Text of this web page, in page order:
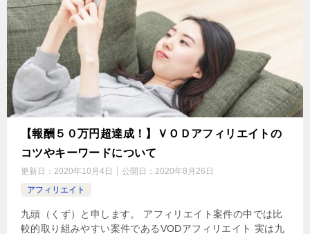
【報酬５０万円超達成！】ＶＯＤアフィリエイトの
コツやキーワードについて
更新日： 2020年10月4日 公開日： 2020年8月26日
アフィリエイト
九頭（くず）と申します。 アフィリエイト案件の中では比
較的取り組みやすい案件であるVODアフィリエイト 実は九